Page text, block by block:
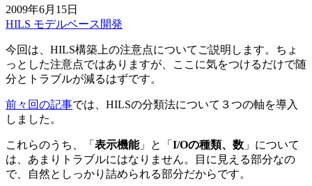
2009年6月15日
HILS モデルベース開発
今回は、HILS構築上の注意点についてご説明します。ちょ
っとした注意点ではありますが、ここに気をつけるだけで随
分とトラブルが減るはずです。
前々回の記事では、HILSの分類法について３つの軸を導入
しました。
これらのうち、「 表示機能」と「 I/Oの種類、数 」について
は、あまりトラブルにはなりません。目に見える部分なの
で、自然としっかり詰められる部分だからです。